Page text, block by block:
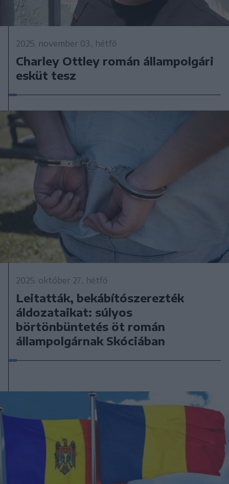
2025. november 03., hétfő
Charley Ottley román állampolgári
esküt tesz
2025. október 27., hétfő
Leitatták, bekábítószerezték
áldozataikat: súlyos
börtönbüntetés öt román
állampolgárnak Skóciában